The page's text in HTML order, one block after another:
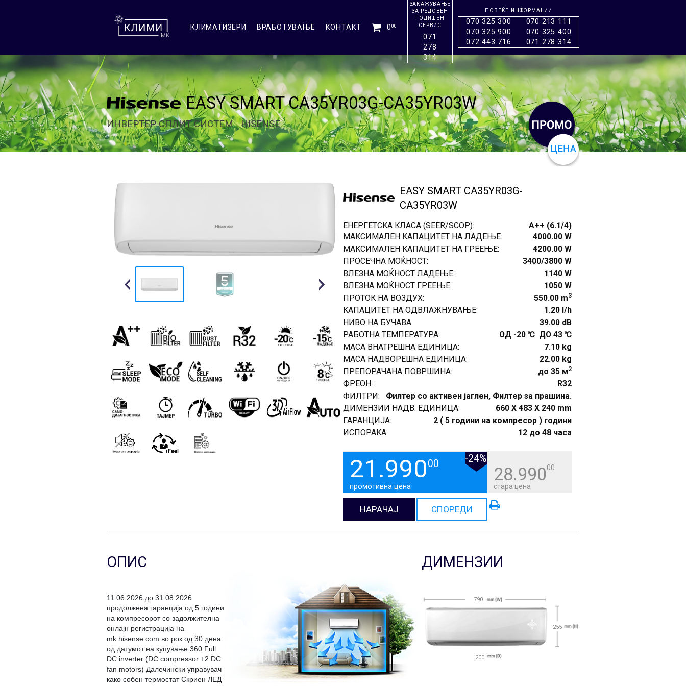
КЛИМАТИЗЕРИ ВРАБОТУВАЊЕ КОНТАКТ 000
ЗАКАЖУВАЊЕ
ЗА РЕДОВЕН
ГОДИШЕН
СЕРВИС
071
278
314
ПОВЕЌЕ ИНФОРМАЦИИ
070 325 300
070 213 111
070 325 900
070 325 400
072 443 716
071 278 314
EASY SMART CA35YR03G-CA35YR03W
ИНВЕРТЕР СПЛИТ СИСТЕМ HISENSE
Previous Next
EASY SMART CA35YR03G-
CA35YR03W
ЕНЕРГЕТСКА КЛАСА (SEER/SCOP):
A++ (6.1/4)
МАКСИМАЛЕН КАПАЦИТЕТ НА ЛАДЕЊЕ:
4000.00 W
МАКСИМАЛЕН КАПАЦИТЕТ НА ГРЕЕЊЕ:
4200.00 W
ПРОСЕЧНА МОЌНОСТ:
3400/3800 W
ВЛЕЗНА МОЌНОСТ ЛАДЕЊЕ:
1140 W
ВЛЕЗНА МОЌНОСТ ГРЕЕЊЕ:
1050 W
ПРОТОК НА ВОЗДУХ:
550.00 m3
КАПАЦИТЕТ НА ОДВЛАЖНУВАЊЕ:
1.20 l/h
НИВО НА БУЧАВА:
39.00 dB
РАБОТНА ТЕМПЕРАТУРА:
ОД -20 ℃ ДО 43 ℃
МАСА ВНАТРЕШНА ЕДИНИЦА:
7.10 kg
МАСА НАДВОРЕШНА ЕДИНИЦА:
22.00 kg
ПРЕПОРАЧАНА ПОВРШИНА:
до 35 м2
ФРЕОН:
R32
ФИЛТРИ:
Филтер со активен јаглен, Филтер за прашина.
ДИМЕНЗИИ НАДВ. ЕДИНИЦА:
660 X 483 X 240 mm
ГАРАНЦИЈА:
2 ( 5 години на компресор ) години
ИСПОРАКА:
12 до 48 часа
21.99000 -24%
промотивна цена
28.99000
стара цена
НАРАЧАЈ СПОРЕДИ
ОПИС
11.06.2026 до 31.08.2026
продолжена гаранција од 5 години
на компресорот со задолжителна
онлајн регистрација на
mk.hisense.com во рок од 30 дена
од датумот на купување 360 Full
DC inverter (DC compressor +2 DC
fan motors) Далечински управувач
како собен термостат Скриен ЛЕД
ДИМЕНЗИИ
790
255
200